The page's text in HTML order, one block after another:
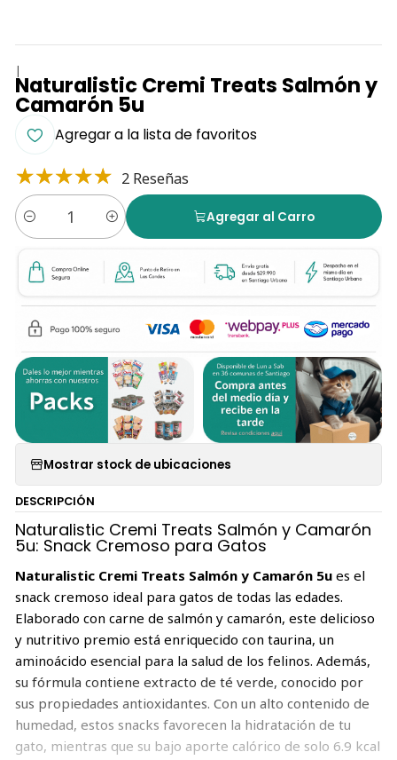
|
Naturalistic Cremi Treats Salmón y
Camarón 5u
Agregar a la lista de favoritos
2 Reseñas
Cantidad
Agregar al Carro
Mostrar stock de ubicaciones
DESCRIPCIÓN
Naturalistic Cremi Treats Salmón y Camarón
5u: Snack Cremoso para Gatos
Naturalistic Cremi Treats Salmón y Camarón 5ues el
snack cremoso ideal para gatos de todas las edades.
Elaborado con carne de salmón y camarón, este delicioso
y nutritivo premio está enriquecido con taurina, un
aminoácido esencial para la salud de los felinos. Además,
su fórmula contiene extracto de té verde, conocido por
sus propiedades antioxidantes. Con un alto contenido de
humedad, estos snacks favorecen la hidratación de tu
gato, mientras que su bajo aporte calórico de solo 6.9 kcal